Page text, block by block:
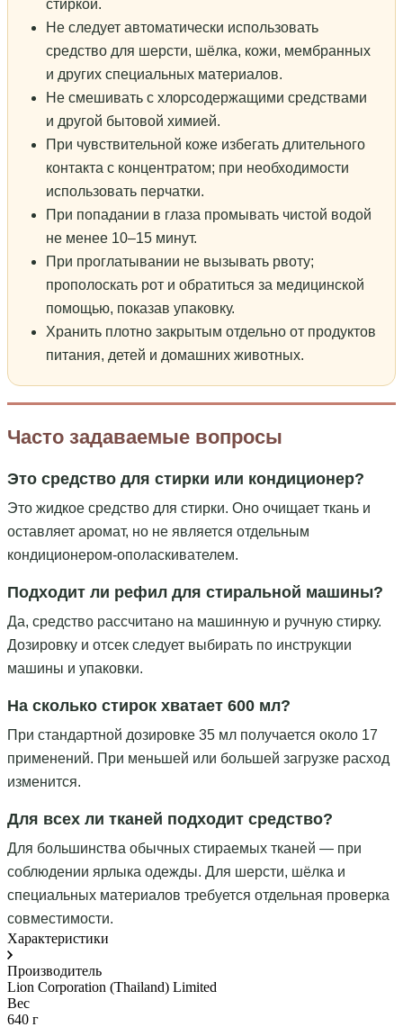
стиркой.
Не следует автоматически использовать
средство для шерсти, шёлка, кожи, мембранных
и других специальных материалов.
Не смешивать с хлорсодержащими средствами
и другой бытовой химией.
При чувствительной коже избегать длительного
контакта с концентратом; при необходимости
использовать перчатки.
При попадании в глаза промывать чистой водой
не менее 10–15 минут.
При проглатывании не вызывать рвоту;
прополоскать рот и обратиться за медицинской
помощью, показав упаковку.
Хранить плотно закрытым отдельно от продуктов
питания, детей и домашних животных.
Часто задаваемые вопросы
Это средство для стирки или кондиционер?
Это жидкое средство для стирки. Оно очищает ткань и
оставляет аромат, но не является отдельным
кондиционером-ополаскивателем.
Подходит ли рефил для стиральной машины?
Да, средство рассчитано на машинную и ручную стирку.
Дозировку и отсек следует выбирать по инструкции
машины и упаковки.
На сколько стирок хватает 600 мл?
При стандартной дозировке 35 мл получается около 17
применений. При меньшей или большей загрузке расход
изменится.
Для всех ли тканей подходит средство?
Для большинства обычных стираемых тканей — при
соблюдении ярлыка одежды. Для шерсти, шёлка и
специальных материалов требуется отдельная проверка
совместимости.
Характеристики
Производитель
Lion Corporation (Thailand) Limited
Вес
640 г